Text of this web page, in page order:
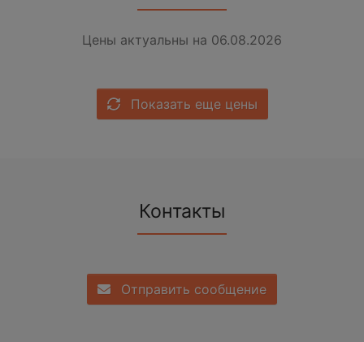
Цены актуальны на 06.08.2026
Показать еще цены
Контакты
Отправить сообщение